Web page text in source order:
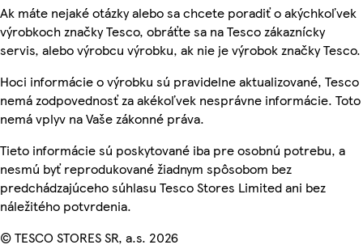
Ak máte nejaké otázky alebo sa chcete poradiť o akýchkoľvek
výrobkoch značky Tesco, obráťte sa na Tesco zákaznícky
servis, alebo výrobcu výrobku, ak nie je výrobok značky Tesco.
Hoci informácie o výrobku sú pravidelne aktualizované, Tesco
nemá zodpovednosť za akékoľvek nesprávne informácie. Toto
nemá vplyv na Vaše zákonné práva.
Tieto informácie sú poskytované iba pre osobnú potrebu, a
nesmú byť reprodukované žiadnym spôsobom bez
predchádzajúceho súhlasu Tesco Stores Limited ani bez
náležitého potvrdenia.
© TESCO STORES SR, a.s. 2026